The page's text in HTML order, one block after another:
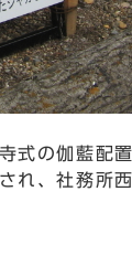
式の伽藍配
れ、社務所